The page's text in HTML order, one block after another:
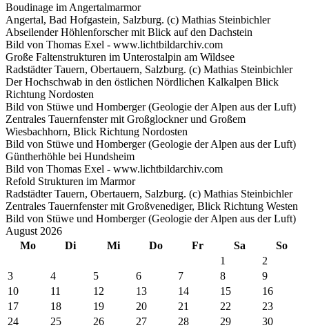
Boudinage im Angertalmarmor
Angertal, Bad Hofgastein, Salzburg. (c) Mathias Steinbichler
Abseilender Höhlenforscher mit Blick auf den Dachstein
Bild von Thomas Exel - www.lichtbildarchiv.com
Große Faltenstrukturen im Unterostalpin am Wildsee
Radstädter Tauern, Obertauern, Salzburg. (c) Mathias Steinbichler
Der Hochschwab in den östlichen Nördlichen Kalkalpen Blick
Richtung Nordosten
Bild von Stüwe und Homberger (Geologie der Alpen aus der Luft)
Zentrales Tauernfenster mit Großglockner und Großem
Wiesbachhorn, Blick Richtung Nordosten
Bild von Stüwe und Homberger (Geologie der Alpen aus der Luft)
Güntherhöhle bei Hundsheim
Bild von Thomas Exel - www.lichtbildarchiv.com
Refold Strukturen im Marmor
Radstädter Tauern, Obertauern, Salzburg. (c) Mathias Steinbichler
Zentrales Tauernfenster mit Großvenediger, Blick Richtung Westen
Bild von Stüwe und Homberger (Geologie der Alpen aus der Luft)
August 2026
Mo
Di Mi Do Fr Sa
So
1
2
3
4 5 6 7 8
9
10
11 12 13 14 15
16
17
18 19 20 21 22
23
24
25 26 27 28 29
30